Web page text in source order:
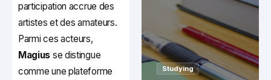
participation accrue des
artistes et des amateurs.
Parmi ces acteurs,
Magius se distingue
comme une plateforme
Studying